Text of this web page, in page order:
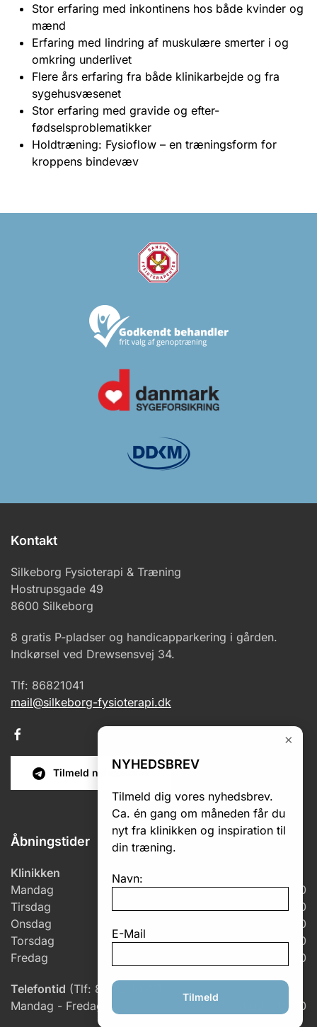
Stor erfaring med inkontinens hos både kvinder og
mænd
Erfaring med lindring af muskulære smerter i og
omkring underlivet
Flere års erfaring fra både klinikarbejde og fra
sygehusvæsenet
Stor erfaring med gravide og efter-
fødselsproblematikker
Holdtræning: Fysioflow – en træningsform for
kroppens bindevæv
Kontakt
Silkeborg Fysioterapi & Træning
Hostrupsgade 49
8600 Silkeborg
8 gratis P-pladser og handicapparkering i gården.
Indkørsel ved Drewsensvej 34.
Tlf: 86821041
mail@silkeborg-fysioterapi.dk
Tilmeld nyhedsbrev
×
NYHEDSBREV
Tilmeld dig vores nyhedsbrev.
Ca. én gang om måneden får du
nyt fra klinikken og inspiration til
din træning.
Navn:
E-Mail
Tilmeld
Åbningstider
Klinikken
Mandag
7.00 – 18.00
Tirsdag
6.00 – 18.00
Onsdag
6.00 – 17.00
Torsdag
7.00 – 18.00
Fredag
7.00 – 14.30
Telefontid (Tlf: 86 82 10 41)
Mandag - Fredag
8.00 – 15.30